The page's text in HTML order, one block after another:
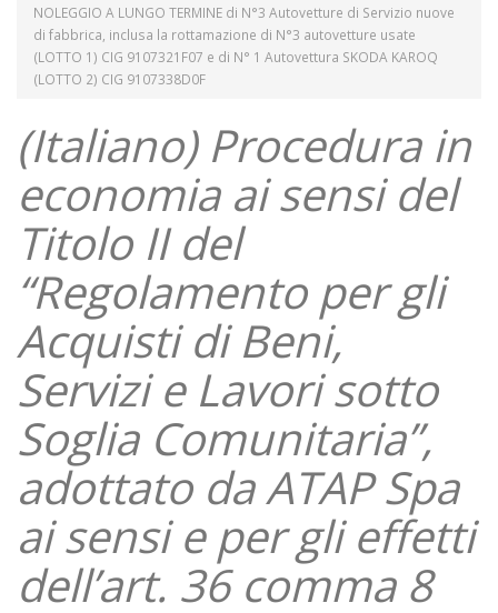
NOLEGGIO A LUNGO TERMINE di N°3 Autovetture di Servizio nuove
di fabbrica, inclusa la rottamazione di N°3 autovetture usate
(LOTTO 1) CIG 9107321F07 e di N° 1 Autovettura SKODA KAROQ
(LOTTO 2) CIG 9107338D0F
(Italiano) Procedura in
economia ai sensi del
Titolo II del
“Regolamento per gli
Acquisti di Beni,
Servizi e Lavori sotto
Soglia Comunitaria”,
adottato da ATAP Spa
ai sensi e per gli effetti
dell’art. 36 comma 8